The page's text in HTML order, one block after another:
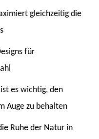
gleichzeitig die
für
es wichtig, den
Auge zu behalten
Ruhe der Natur in